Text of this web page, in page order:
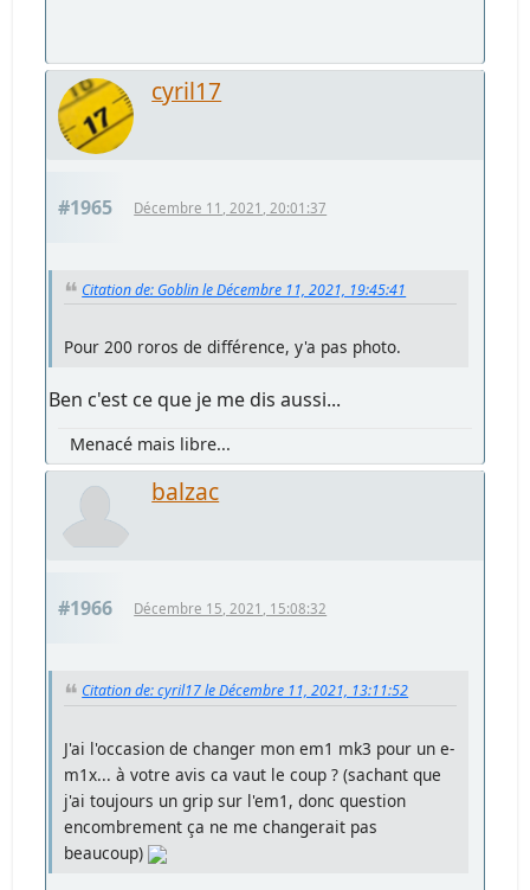
cyril17
#1965 Décembre 11, 2021, 20:01:37
Citation de: Goblin le Décembre 11, 2021, 19:45:41
Pour 200 roros de différence, y'a pas photo.
Ben c'est ce que je me dis aussi...
Menacé mais libre...
balzac
#1966 Décembre 15, 2021, 15:08:32
Citation de: cyril17 le Décembre 11, 2021, 13:11:52
J'ai l'occasion de changer mon em1 mk3 pour un e-
m1x... à votre avis ca vaut le coup ? (sachant que
j'ai toujours un grip sur l'em1, donc question
encombrement ça ne me changerait pas
beaucoup)